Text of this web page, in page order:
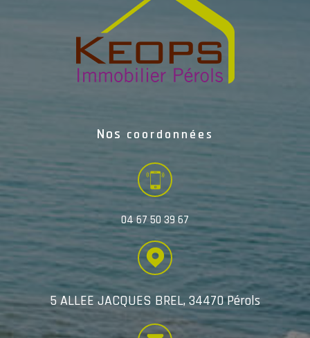
Nos coordonnées
04 67 50 39 67
5 ALLEE JACQUES BREL, 34470 Pérols